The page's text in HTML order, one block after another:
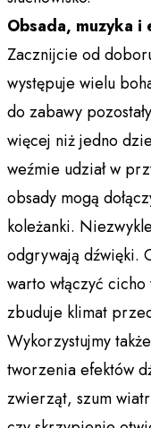
Obsada, muzyka
Zacznijcie od
występuje wielu
do zabawy
więcej niż jedno
weźmie udział w
obsady mogą
koleżanki.
odgrywają dźwięki.
warto włączyć
zbuduje klimat
Wykorzystujmy
tworzenia efektów
zwierząt, szum